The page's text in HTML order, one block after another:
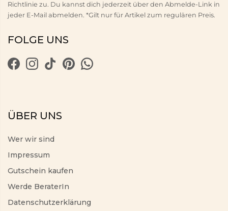
Richtlinie zu. Du kannst dich jederzeit über den Abmelde-Link in
jeder E-Mail abmelden. *Gilt nur für Artikel zum regulären Preis.
FOLGE UNS
ÜBER UNS
Wer wir sind
Impressum
Gutschein kaufen
Werde BeraterIn
Datenschutzerklärung